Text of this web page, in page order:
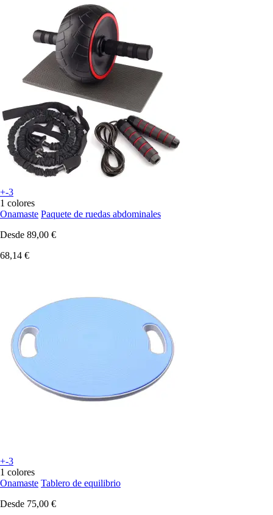
+-3
1 colores
Onamaste Paquete de ruedas abdominales
Desde 89,00 €
68,14 €
+-3
1 colores
Onamaste Tablero de equilibrio
Desde 75,00 €